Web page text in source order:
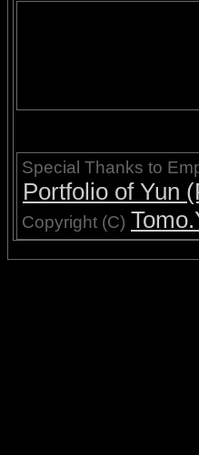
Special Thanks to
Portfolio of Yun
Copyright (C)